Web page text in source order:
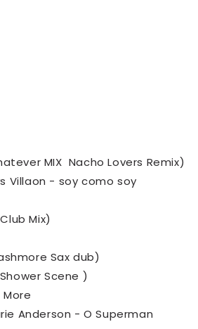
MIX Nacho Lovers Remix)
Villaon - soy como soy
Mix)
Sax dub)
Scene )
Anderson - O Superman